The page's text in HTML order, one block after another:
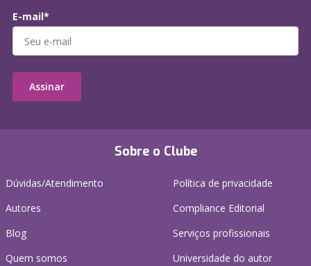
Sobre o Clube
Dúvidas/Atendimento
Autores
Blog
Quem somos
Política de privacidade
Compliance Editorial
Serviços profissionais
Universidade do autor
E-mail*
Assinar